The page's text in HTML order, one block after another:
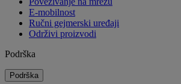
E-mobilnost
Ručni gejmerski uređaji
Održivi proizvodi
Podrška
Podrška